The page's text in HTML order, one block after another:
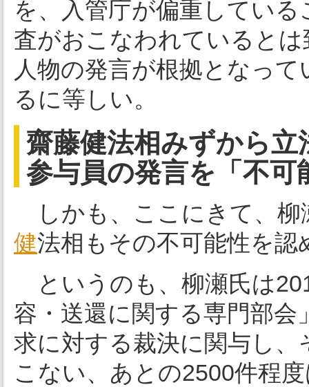
を、入管庁が偏重してい
査がおこなわれていると
人物の発言が根拠となっ
るに等しい。
齋藤健法相みずから立
参与員の発言を「不可
しかも、ここにきて、柳
健法相もその不可能性を
というのも、柳瀬氏は
容・送還に関する専門部
求に対する裁決に関与し
こない、あとの2500件程